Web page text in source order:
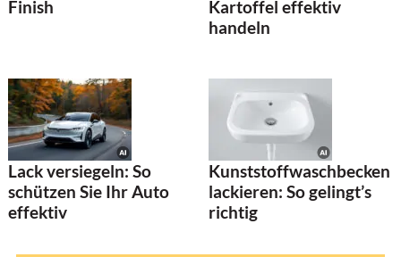
Finish
Kartoffel effektiv
handeln
Lack versiegeln: So
schützen Sie Ihr Auto
effektiv
Kunststoffwaschbecken
lackieren: So gelingt’s
richtig